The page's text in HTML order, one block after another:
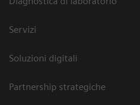
Servizi
Soluzioni digitali
Partnership strategiche